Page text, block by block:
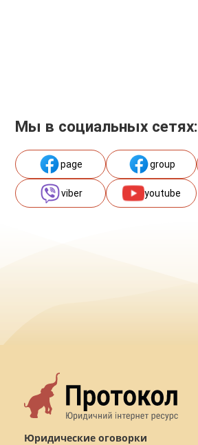
Мы в социальных сетях:
page group
viber youtube
Юридические оговорки